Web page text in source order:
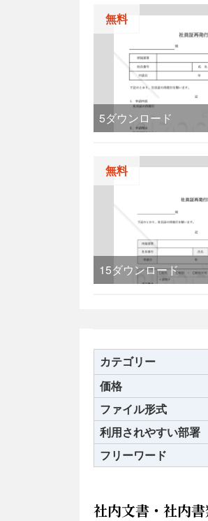
無料
5ダウンロード
無料
15ダウンロード
カテゴリー
価格
ファイル形式
利用されやすい部署
フリーワード
社内文書・社内